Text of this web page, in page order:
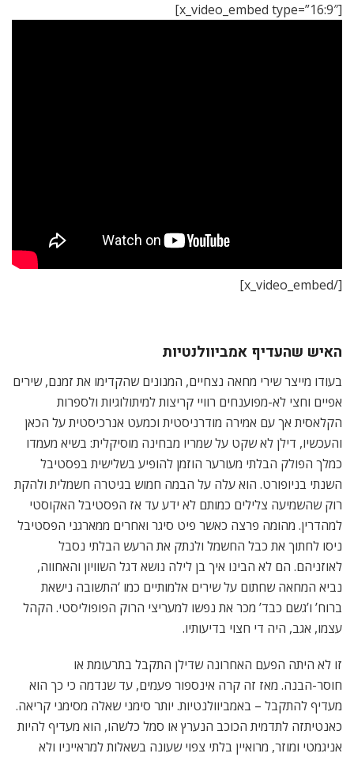
[x_video_embed type=”16:9″]
[/x_video_embed]
האיש שהעדיף אמביוולנטיות
בעודו מייצר שירי מחאה נצחיים, המנונים שהקדימו את זמנם, שירים
אפיים וחצי לא-מפוענחים רוויי קריצות למיתולוגיות ולספרות
הקלאסית אך עם אמירה מודרניסטית וכמעט אנרכיסטית על הכאן
והעכשיו, דילן לא שקט על שמריו מבחינה מוסיקלית: בשיא מעמדו
כמלך הפולק הבלתי מעורער הוזמן להופיע בשלישית בפסטיבל
השנתי בניופורט. הוא עלה על הבמה חמוש בגיטרה חשמלית ולהקת
רוק שהשמיעה צלילים כמותם לא ידע עד אז הפסטיבל האקוסטי
למהדרין. מהומה פרצה כאשר פיט סיגר ואחרים ממארגני הפסטיבל
ניסו לחתוך את כבל החשמל ולנתק את הרעש הבלתי נסבל
לאוזניהם. הם לא הבינו איך בן לילה נושא דגל השוויון והאחווה,
נביא המחאה שחתום על שירים אלמותיים כמו ‘התשובה נישאת
ברוח’ ו’גשם כבד’ מכר את נפשו למעריצי הרוק הפופוליסטי. הקהל
עצמו, אגב, היה די חצוי בדיעותיו.
זו לא היתה הפעם האחרונה שדילן התקבל בתרעומת או
חוסר-הבנה. מאז זה קרה אינספור פעמים, עד שנדמה כי כך הוא
מעדיף להתקבל – באמביוולנטיות. יותר סימני שאלה מסימני קריאה.
כאנטיתזה לתדמית הכוכב הנערץ או סמל כלשהו, הוא מעדיף להיות
אניגמטי ומוזר, מרואיין בלתי צפוי שעונה בשאלות למראייניו ולא